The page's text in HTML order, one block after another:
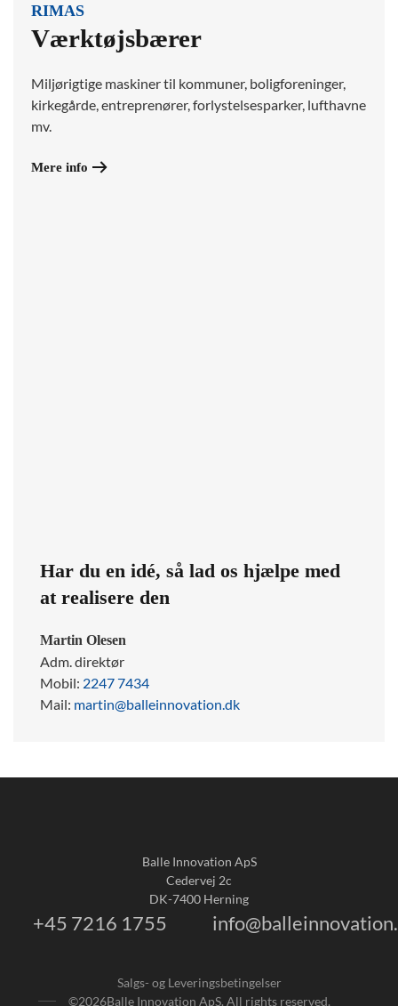
RIMAS
Værktøjsbærer
Miljørigtige maskiner til kommuner, boligforeninger,
kirkegårde, entreprenører, forlystelsesparker, lufthavne
mv.
Mere info
Har du en idé, så lad os hjælpe med
at realisere den
Martin Olesen
Adm. direktør
Mobil: 2247 7434
Mail: martin@balleinnovation.dk
Balle Innovation ApS
Cedervej 2c
DK-7400 Herning
+45 7216 1755
Salgs- og Leveringsbetingelser
©2026Balle Innovation ApS. All rights reserved.